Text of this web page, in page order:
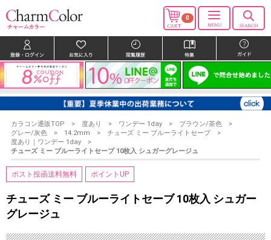
0
カラコン通販TOP 度あり ワンデー 1day
ブラウン/茶色
グレー/灰色
14.2mm
チューズ ミー ブルーライトセーブ
度あり｜ワンデー 1day
チューズ ミー ブルーライトセーブ 10枚入 シュガーグレージュ
ポスト投函送料無料 ポイントUP
チューズ ミー ブルーライトセーブ 10枚入 シュガー
グレージュ